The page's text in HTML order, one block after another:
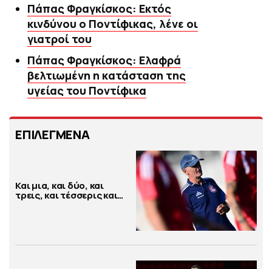
Πάπας Φραγκίσκος: Εκτός
κινδύνου ο Ποντίφικας, λένε οι
γιατροί του
Πάπας Φραγκίσκος: Ελαφρά
βελτιωμένη η κατάσταση της
υγείας του Ποντίφικα
ΕΠΙΛΕΓΜΕΝΑ
Και μια, και δύο, και
τρεις, και τέσσερις και…